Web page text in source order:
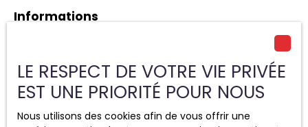
Informations
Mentions légales
Politique de confidentialité
LE RESPECT DE VOTRE VIE PRIVÉE
EST UNE PRIORITÉ POUR NOUS
Nous utilisons des cookies afin de vous offrir une